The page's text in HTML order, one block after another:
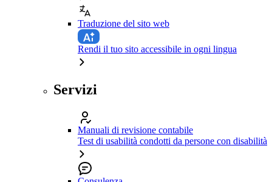
Traduzione del sito web
Rendi il tuo sito accessibile in ogni lingua
Servizi
Manuali di revisione contabile
Test di usabilità condotti da persone con disabilità